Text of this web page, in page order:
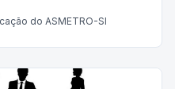
do ASMETRO-SI